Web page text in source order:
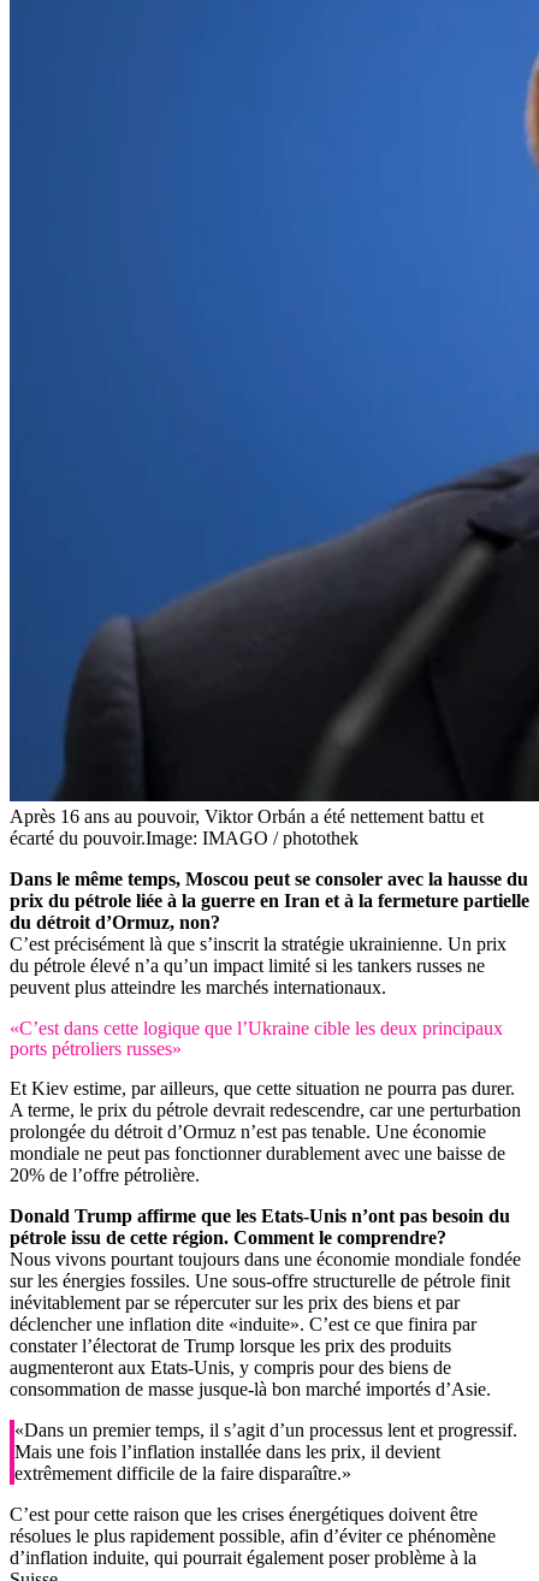
Après 16 ans au pouvoir, Viktor Orbán a été nettement battu et
écarté du pouvoir.Image: IMAGO / photothek
Dans le même temps, Moscou peut se consoler avec la hausse du
prix du pétrole liée à la guerre en Iran et à la fermeture partielle
du détroit d’Ormuz, non?
C’est précisément là que s’inscrit la stratégie ukrainienne. Un prix
du pétrole élevé n’a qu’un impact limité si les tankers russes ne
peuvent plus atteindre les marchés internationaux.
«C’est dans cette logique que l’Ukraine cible les deux principaux
ports pétroliers russes»
Et Kiev estime, par ailleurs, que cette situation ne pourra pas durer.
A terme, le prix du pétrole devrait redescendre, car une perturbation
prolongée du détroit d’Ormuz n’est pas tenable. Une économie
mondiale ne peut pas fonctionner durablement avec une baisse de
20% de l’offre pétrolière.
Donald Trump affirme que les Etats-Unis n’ont pas besoin du
pétrole issu de cette région. Comment le comprendre?
Nous vivons pourtant toujours dans une économie mondiale fondée
sur les énergies fossiles. Une sous-offre structurelle de pétrole finit
inévitablement par se répercuter sur les prix des biens et par
déclencher une inflation dite «induite». C’est ce que finira par
constater l’électorat de Trump lorsque les prix des produits
augmenteront aux Etats-Unis, y compris pour des biens de
consommation de masse jusque-là bon marché importés d’Asie.
«Dans un premier temps, il s’agit d’un processus lent et progressif.
Mais une fois l’inflation installée dans les prix, il devient
extrêmement difficile de la faire disparaître.»
C’est pour cette raison que les crises énergétiques doivent être
résolues le plus rapidement possible, afin d’éviter ce phénomène
d’inflation induite, qui pourrait également poser problème à la